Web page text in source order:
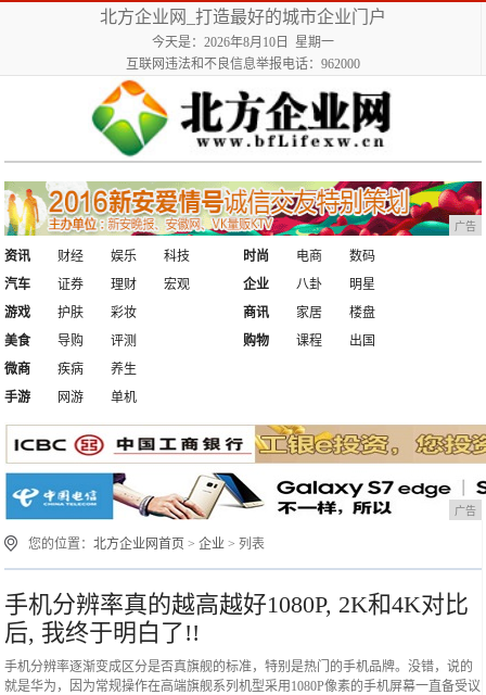
北方企业网_打造最好的城市企业门户
今天是：2026年8月10日 星期一
互联网违法和不良信息举报电话：962000
广告
资讯 财经 娱乐
科技
汽车
证券 理财 宏观
时尚 电商
数码
企业
八卦
明星
游戏
护肤
彩妆
美食
导购 评测
商讯 家居
楼盘
购物
课程
出国
微商
疾病
养生
手游
网游 单机
广告
您的位置：北方企业网首页 >企业 > 列表
手机分辨率真的越高越好1080P, 2K和4K对比
后, 我终于明白了!!
手机分辨率逐渐变成区分是否真旗舰的标准，特别是热门的手机品牌。没错，说的
就是华为，因为常规操作在高端旗舰系列机型采用1080P像素的手机屏幕一直备受议